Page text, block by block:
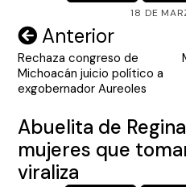
18 DE
Navegación
de
entradas
Anterior
Rechaza congreso de
Michoacán juicio político a
exgobernador Aureoles
Abuelita de
mujeres que
viraliza